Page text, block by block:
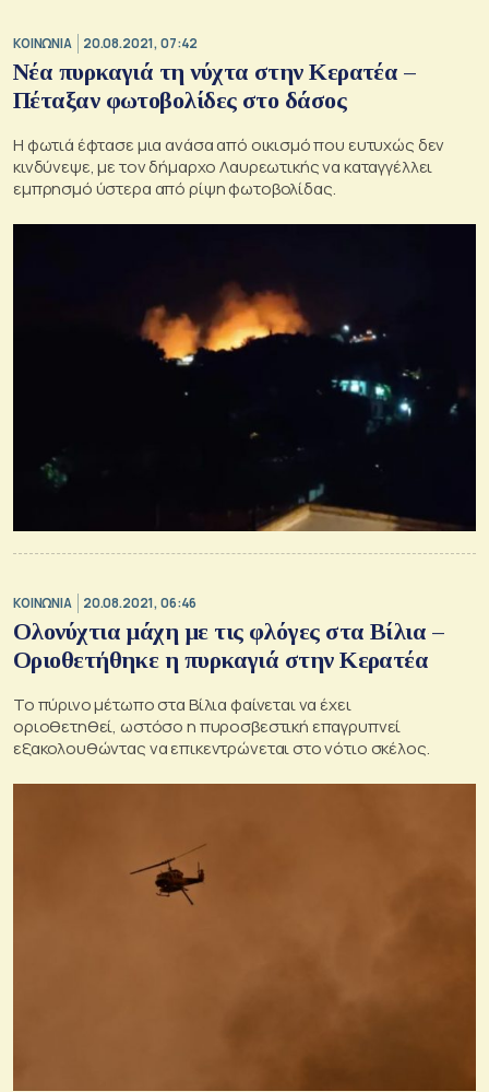
ΚΟΙΝΩΝΙΑ 20.08.2021, 07:42
Νέα πυρκαγιά τη νύχτα στην Κερατέα –
Πέταξαν φωτοβολίδες στο δάσος
Η φωτιά έφτασε μια ανάσα από οικισμό που ευτυχώς δεν
κινδύνεψε, με τον δήμαρχο Λαυρεωτικής να καταγγέλλει
εμπρησμό ύστερα από ρίψη φωτοβολίδας.
ΚΟΙΝΩΝΙΑ 20.08.2021, 06:46
Ολονύχτια μάχη με τις φλόγες στα Βίλια –
Οριοθετήθηκε η πυρκαγιά στην Κερατέα
Το πύρινο μέτωπο στα Βίλια φαίνεται να έχει
οριοθετηθεί, ωστόσο η πυροσβεστική επαγρυπνεί
εξακολουθώντας να επικεντρώνεται στο νότιο σκέλος.